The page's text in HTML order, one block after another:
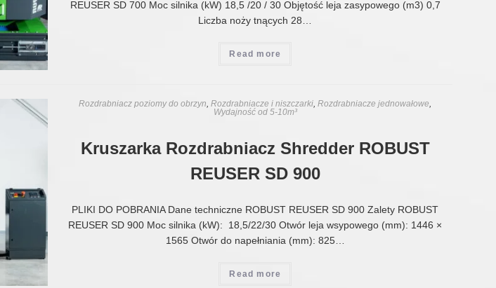
REUSER SD 700 Moc silnika (kW) 18,5 /20 / 30 Objętość leja zasypowego (m3) 0,7
Liczba noży tnących 28…
Read more
Rozdrabniacz poziomy do obrzyn ,Rozdrabniacze i niszczarki ,Rozdrabniacze jednowałowe
Wydajność od 5-10m³
Kruszarka Rozdrabniacz Shredder ROBUST
REUSER SD 900
PLIKI DO POBRANIA Dane techniczne ROBUST REUSER SD 900 Zalety ROBUST
REUSER SD 900 Moc silnika (kW): 18,5/22/30 Otwór leja wsypowego (mm): 1446 ×
1565 Otwór do napełniania (mm): 825…
Read more